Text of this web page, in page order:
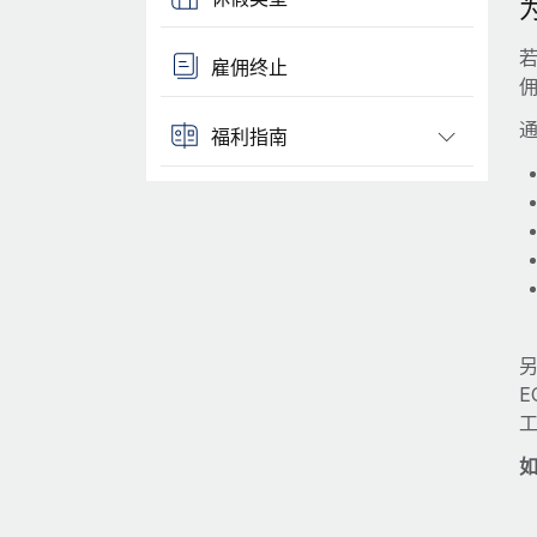
雇佣终止
福利指南